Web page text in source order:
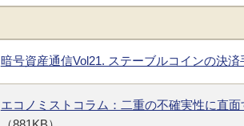
暗号資産通信Vol21. ステーブルコインの決
エコノミストコラム：二重の不確実性に直